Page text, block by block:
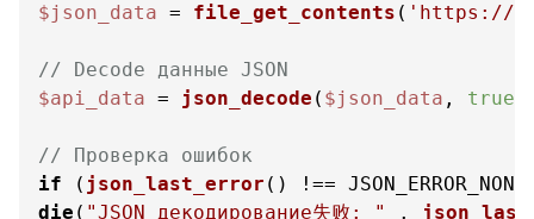
$json_data = file_get_contents ( 'https://
// Decode данные JSON
$api_data = json_decode ( $json_data , true
// Проверка ошибок
if ( json_last_error
die ( "JSON декодирование失败: " .